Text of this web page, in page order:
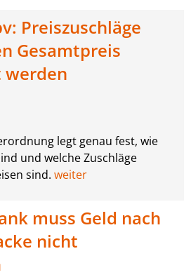
Preiszuschläge
Gesamtpreis
werden
legt genau fest, wie
und welche Zuschläge
sind. weiter
muss Geld nach
nicht